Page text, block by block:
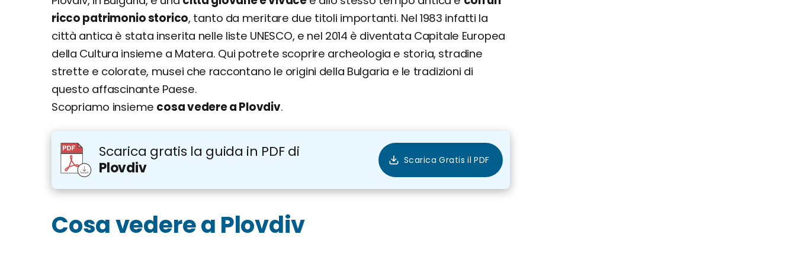
ricco patrimonio storico, tanto da meritare due titoli importanti. Nel 1983 infatti la
città antica è stata inserita nelle liste UNESCO, e nel 2014 è diventata Capitale Europea
della Cultura insieme a Matera. Qui potrete scoprire archeologia e storia, stradine
strette e colorate, musei che raccontano le origini della Bulgaria e le tradizioni di
questo affascinante Paese.
Scopriamo insieme cosa vedere a Plovdiv.
Scarica gratis la guida in PDF di
Plovdiv
Cosa vedere a Plovdiv